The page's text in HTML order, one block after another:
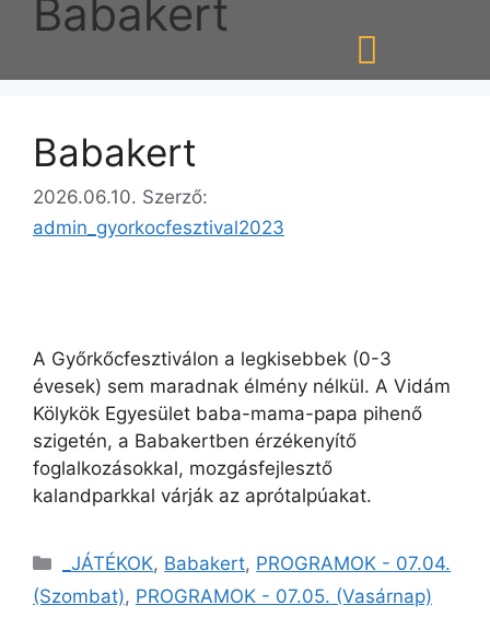
Babakert
Babakert
2026.06.10. Szerző:
admin_gyorkocfesztival2023
A Győrkőcfesztiválon a legkisebbek (0-3
évesek) sem maradnak élmény nélkül. A Vidám
Kölykök Egyesület baba-mama-papa pihenő
szigetén, a Babakertben érzékenyítő
foglalkozásokkal, mozgásfejlesztő
kalandparkkal várják az aprótalpúakat.
_JÁTÉKOK, Babakert, PROGRAMOK - 07.04.
(Szombat), PROGRAMOK - 07.05. (Vasárnap)